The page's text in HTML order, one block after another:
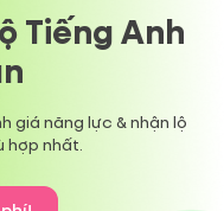
Tiếng Anh
giá năng lực & nhận lộ
hợp nhất.